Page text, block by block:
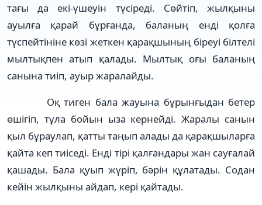
тағы да екі-үшеуін түсіреді. Сөйтіп, жылқыны
ауылға қарай бұрғанда, баланың енді қолға
түспейтініне көзі жеткен қарақшының біреуі білтелі
мылтықпен атып қалады. Мылтық оғы баланың
санына тиіп, ауыр жаралайды.
Оқ тиген бала жауына бұрынғыдан бетер
өшігіп, тұла бойын ыза кернейді. Жаралы санын
қыл бұраулап, қатты таңып алады да қарақшыларға
қайта кеп тиіседі. Енді тірі қалғандары жан сауғалай
қашады. Бала қуып жүріп, бәрін құлатады. Содан
кейін жылқыны айдап, кері қайтады.